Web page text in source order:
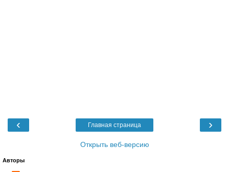
‹ ›
Главная страница
Открыть веб-версию
Авторы